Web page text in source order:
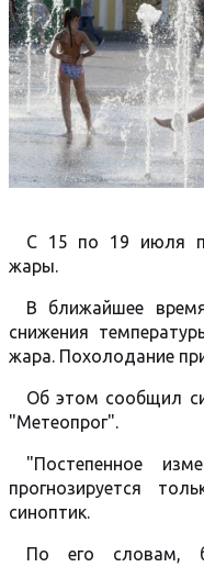
С 15 по 19 июля
жары.
В ближайшее
снижения
жара. Похолодание
Об этом сообщил
"Метеопрог".
"Постепенное
прогнозируется
синоптик.
По его словам,